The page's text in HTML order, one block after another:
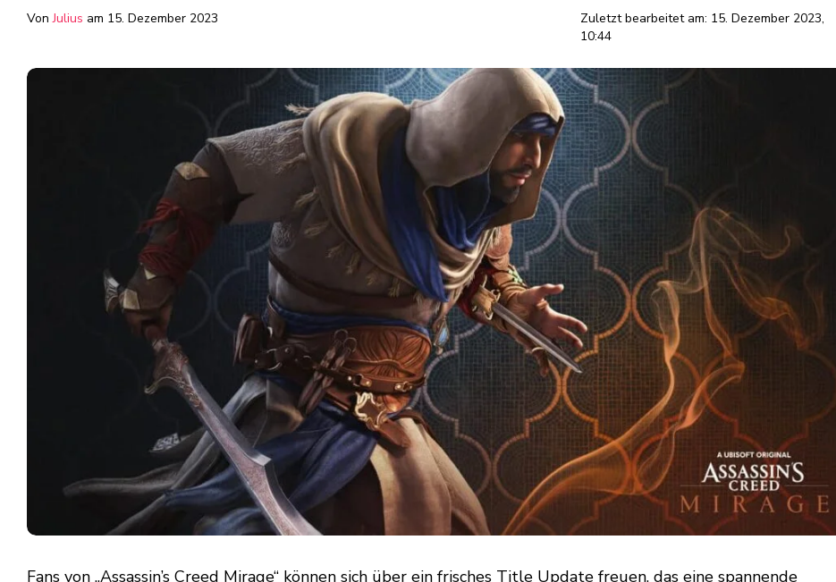
VonJulius am 15. Dezember 2023 Zuletzt bearbeitet am: 15. Dezember 2023,
10:44
Fans von „Assassin’s Creed Mirage“ können sich über ein frisches Title Update freuen, das eine spannende